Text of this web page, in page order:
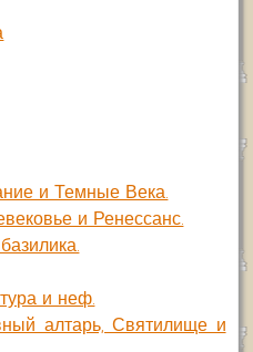
и Темные Века.
и Ренессанс.
и неф.
алтарь, Святилище и